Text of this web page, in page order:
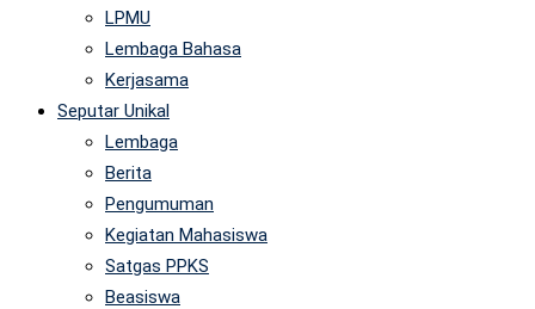
LPMU
Lembaga Bahasa
Kerjasama
Seputar Unikal
Lembaga
Berita
Pengumuman
Kegiatan Mahasiswa
Satgas PPKS
Beasiswa